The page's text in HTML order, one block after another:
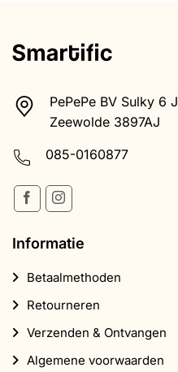
PePePe BV Sulky 6 J
Zeewolde 3897AJ
085-0160877
Informatie
Betaalmethoden
Retourneren
Verzenden & Ontvangen
Algemene voorwaarden